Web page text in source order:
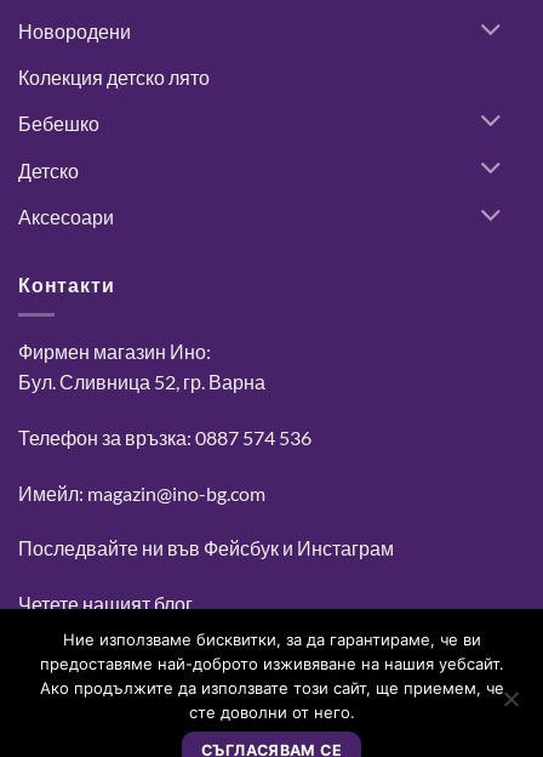
Новородени
Колекция детско лято
Бебешко
Детско
Аксесоари
Контакти
Фирмен магазин Ино:
Бул. Сливница 52, гр. Варна
Телефон за връзка: 0887 574 536
Имейл: magazin@ino-bg.com
Последвайте ни във Фейсбук и Инстаграм
Четете нашият блог
0
Ние използваме бисквитки, за да гарантираме, че ви
предоставяме най-доброто изживяване на нашия уебсайт.
Ако продължите да използвате този сайт, ще приемем, че
сте доволни от него.
СЪГЛАСЯВАМ СЕ